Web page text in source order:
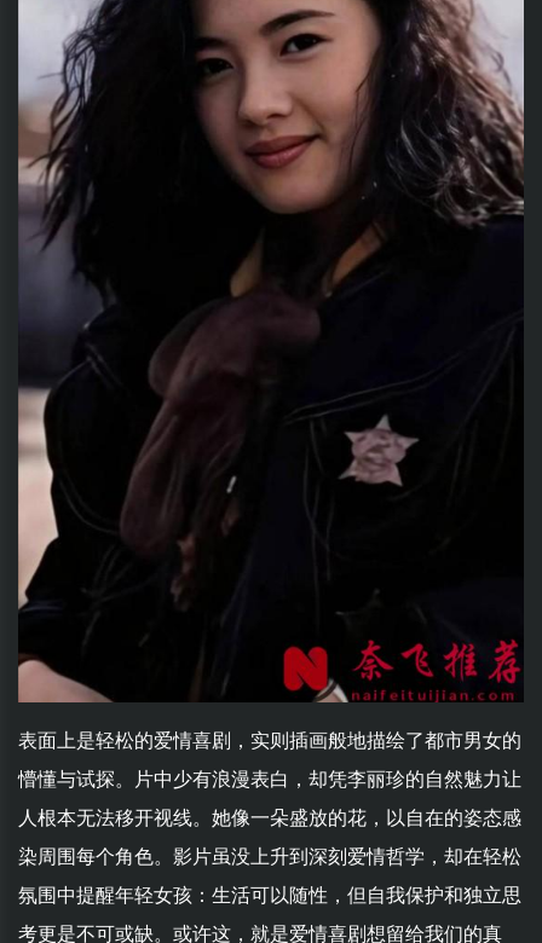
表面上是轻松的爱情喜剧，实则插画般地描绘了都市男女的
懵懂与试探。片中少有浪漫表白，却凭李丽珍的自然魅力让
人根本无法移开视线。她像一朵盛放的花，以自在的姿态感
染周围每个角色。影片虽没上升到深刻爱情哲学，却在轻松
氛围中提醒年轻女孩：生活可以随性，但自我保护和独立思
考更是不可或缺。或许这，就是爱情喜剧想留给我们的真